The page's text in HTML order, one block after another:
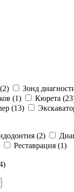
2) Зонд
(1) Кюрета (23
(13)
(2)
Реставрация (1)
)